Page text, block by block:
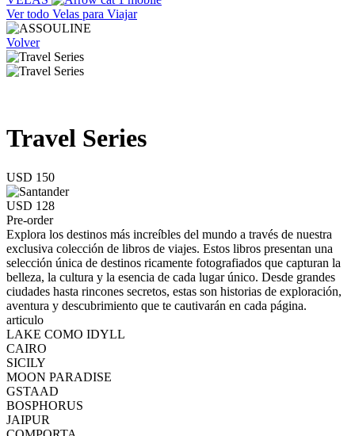
Ver todo Velas para Viajar
Volver
Travel Series
USD 150
USD 128
Pre-order
Explora los destinos más increíbles del mundo a través de nuestra
exclusiva colección de libros de viajes. Estos libros presentan una
selección única de destinos ricamente fotografiados que capturan la
belleza, la cultura y la esencia de cada lugar único. Desde grandes
ciudades hasta rincones secretos, estas son historias de exploración,
aventura y descubrimiento que te cautivarán en cada página.
articulo
LAKE COMO IDYLL
CAIRO
SICILY
MOON PARADISE
GSTAAD
BOSPHORUS
JAIPUR